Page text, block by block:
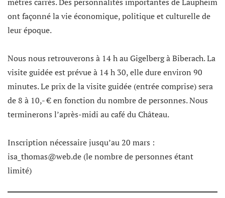
ont façonné la vie économique, politique et culturelle de
leur époque.
Nous nous retrouverons à 14 h au Gigelberg à Biberach. La
visite guidée est prévue à 14 h 30, elle dure environ 90
minutes. Le prix de la visite guidée (entrée comprise) sera
de 8 à 10,- € en fonction du nombre de personnes. Nous
terminerons l’après-midi au café du Château.
Inscription nécessaire jusqu’au 20 mars :
isa_thomas@web.de (le nombre de personnes étant
limité)